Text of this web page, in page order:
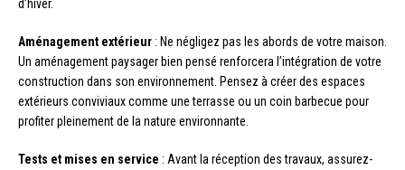
d’hiver.
Aménagement extérieur : Ne négligez pas les abords de votre maison.
Un aménagement paysager bien pensé renforcera l’intégration de votre
construction dans son environnement. Pensez à créer des espaces
extérieurs conviviaux comme une terrasse ou un coin barbecue pour
profiter pleinement de la nature environnante.
Tests et mises en service : Avant la réception des travaux, assurez-